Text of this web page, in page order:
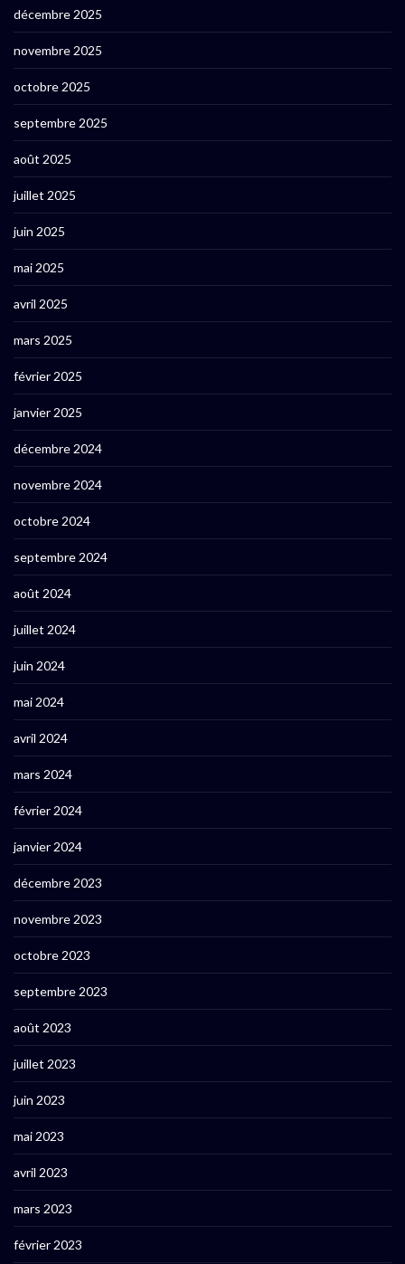
décembre 2025
novembre 2025
octobre 2025
septembre 2025
août 2025
juillet 2025
juin 2025
mai 2025
avril 2025
mars 2025
février 2025
janvier 2025
décembre 2024
novembre 2024
octobre 2024
septembre 2024
août 2024
juillet 2024
juin 2024
mai 2024
avril 2024
mars 2024
février 2024
janvier 2024
décembre 2023
novembre 2023
octobre 2023
septembre 2023
août 2023
juillet 2023
juin 2023
mai 2023
avril 2023
mars 2023
février 2023